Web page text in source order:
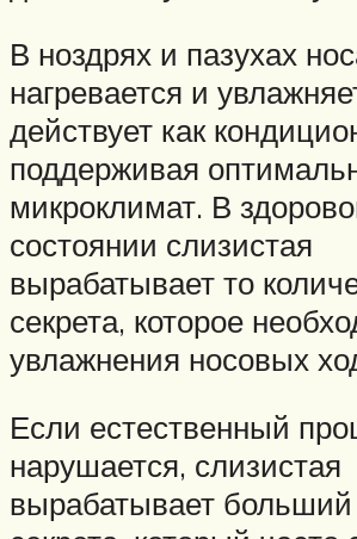
В ноздрях и пазухах
нагревается и
действует как
поддерживая
микроклимат. В
состоянии слизистая
вырабатывает то
секрета, которое
увлажнения носовых
Если естественный
нарушается, слизистая
вырабатывает